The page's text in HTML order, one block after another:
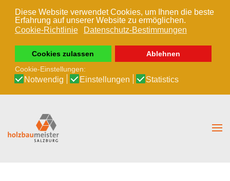
Diese Website verwendet Cookies, um Ihnen die beste
Erfahrung auf unserer Website zu ermöglichen.
Cookie-Richtlinie
Datenschutz-Bestimmungen
Cookies zulassen
Ablehnen
Cookie-Einstellungen:
Notwendig Einstellungen Statistics
Zum Hauptinhalt springen